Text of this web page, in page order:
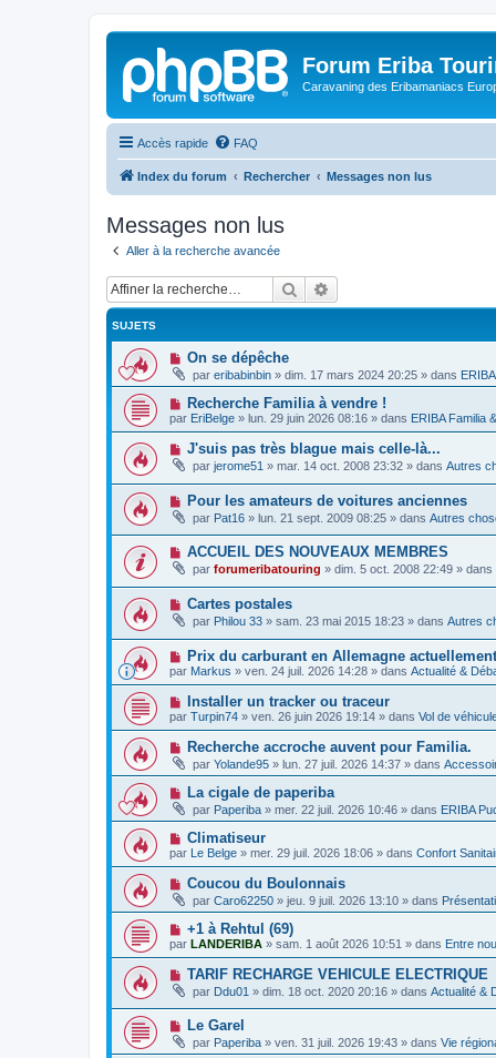
Forum Eriba
Caravaning des Eribamaniacs
Accès rapide FAQ
Index du forum Rechercher Messages non lus
Messages non lus
Aller à la recherche avancée
Rechercher
SUJETS
N
u
v
e
a
u
m
e
s
s
g
e
On se dépêche
par eribabinbin » dim. 17 mars 2024 20:25 » dans
N
o
u
e
a
m
e
s
s
g
e
Recherche Familia à vendre !
par EriBelge » lun. 29 juin 2026 08:16 » dans ERIBA Familia
N
u
v
e
a
u
m
e
s
s
a
g
e
J'suis pas très blague mais celle-là...
par jerome51 » mar. 14 oct. 2008 23:32 » dans Autres
N
u
v
e
a
u
m
e
s
s
a
e
Pour les amateurs de voitures anciennes
par Pat16 » lun. 21 sept. 2009 08:25 » dans Autres
N
u
v
e
a
u
m
s
s
a
g
e
ACCUEIL DES NOUVEAUX MEMBRES
par forumeribatouring » dim. 5 oct. 2008 22:49 » dans
N
u
v
e
a
m
e
s
s
g
e
Cartes postales
par Philou 33 » sam. 23 mai 2015 18:23 » dans Autres
N
o
u
v
e
a
u
m
e
s
s
a
g
e
Prix ​​du carburant en Allemagne actuellement
par Markus » ven. 24 juil. 2026 14:28 » dans Actualité &
N
o
u
v
e
a
u
e
s
s
a
g
e
Installer un tracker ou traceur
par Turpin74 » ven. 26 juin 2026 19:14 » dans Vol de
N
u
v
e
a
u
m
e
s
s
a
g
e
Recherche accroche auvent pour Familia.
par Yolande95 » lun. 27 juil. 2026 14:37 » dans
N
u
e
a
u
m
e
s
g
e
La cigale de paperiba
par Paperiba » mer. 22 juil. 2026 10:46 » dans ERIBA
N
o
u
e
a
u
m
e
s
s
g
e
Climatiseur
par Le Belge » mer. 29 juil. 2026 18:06 » dans Confort
N
u
e
a
u
m
e
s
s
g
e
Coucou du Boulonnais
par Caro62250 » jeu. 9 juil. 2026 13:10 » dans
N
o
u
v
a
u
m
e
s
+1 à Rehtul (69)
par LANDERIBA » sam. 1 août 2026 10:51 » dans Entre
N
u
v
a
u
TARIF RECHARGE VEHICULE ELECTRIQUE
par Ddu01 » dim. 18 oct. 2020 20:16 » dans Actualité &
N
u
Le Garel
par Paperiba » ven. 31 juil. 2026 19:43 » dans Vie